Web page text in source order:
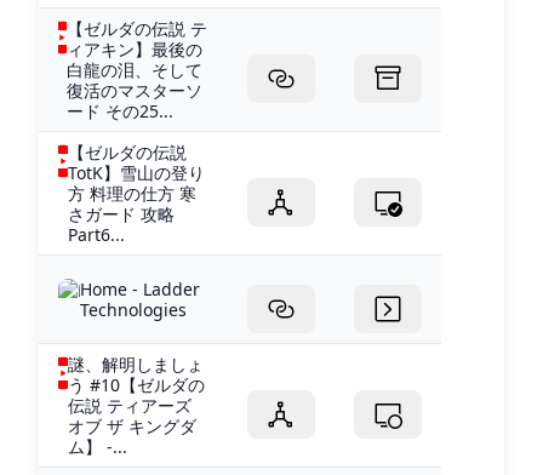
【ゼルダの伝説 テ
ィアキン】最後の
白龍の泪、そして
復活のマスターソ
ード その25...
【ゼルダの伝説
TotK】雪山の登り
方 料理の仕方 寒
さガード 攻略
Part6...
Home - Ladder
Technologies
謎、解明しましょ
う #10【ゼルダの
伝説 ティアーズ
オブ ザ キングダ
ム】 -...